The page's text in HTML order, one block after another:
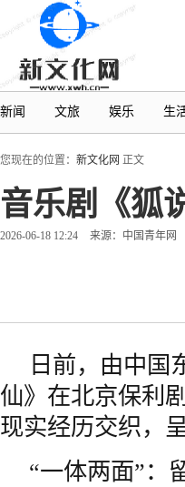
新闻 文旅 娱乐 生
您现在的位置： 新文化网 正文
音乐剧《狐
2026-06-18 12:24 来源：中国青年网
日前，由中国
仙》在北京保利
现实经历交织，
“一体两面”：